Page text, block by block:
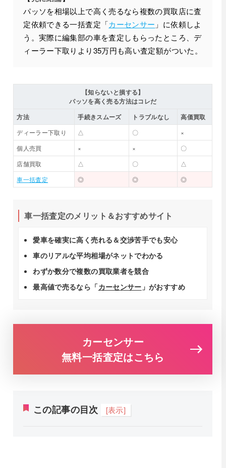
パッソを相場以上で高く売るなら複数の買取店に査
定依頼できる一括査定「カーセンサー 」に依頼しよ
う。実際に編集部の車を査定しもらったところ、デ
ィーラー下取りより35万円も高い査定額がついた。
【知らないと損する】
パッソを高く売る方法はコレだ
方法
手続きスムーズ トラブルなし 高価買取
ディーラー下取り △ 〇
×
個人売買
× ×
〇
店舗買取
△ 〇
△
車一括査定
◎ ◎ ◎
車一括査定のメリット＆おすすめサイト
愛車を確実に高く売れる＆交渉苦手でも安心
車のリアルな平均相場がネットでわかる
わずか数分で複数の買取業者を競合
最高値で売るなら「カーセンサー 」がおすすめ
カーセンサー
無料一括査定はこちら
この記事の目次 [表示]